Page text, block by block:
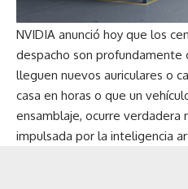
NVIDIA anunció hoy que los
despacho son profundamente
lleguen nuevos auriculares o
casa en horas o que un
ensamblaje, ocurre verdadera
impulsada por la inteligencia